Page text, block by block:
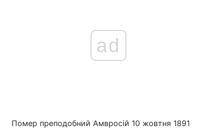
ad
Помер преподобний Амвросій 10 жовтня 1891